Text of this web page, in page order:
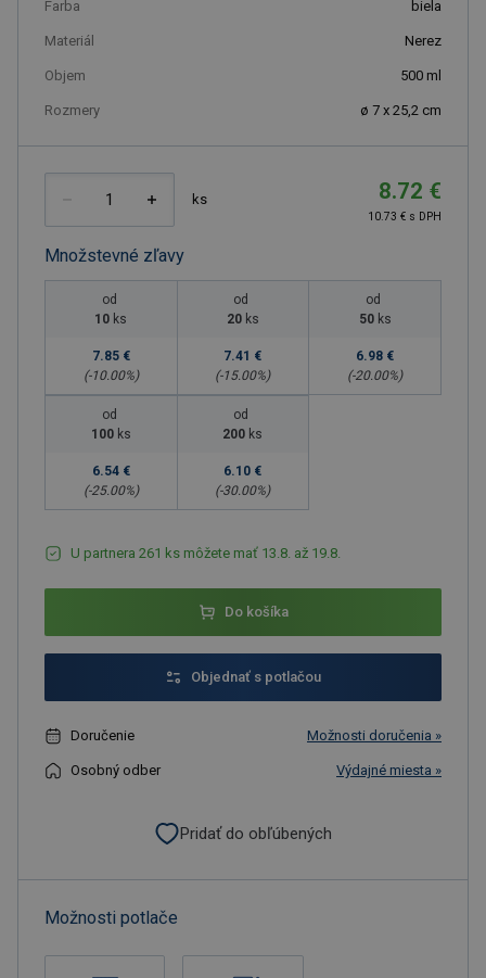
Farba biela
Materiál Nerez
Objem 500 ml
Rozmery ø 7 x 25,2 cm
ks 8.72 €
10.73 € s DPH
Množstevné zľavy
od
10 ks
7.85 €
(-10.00%)
od
20 ks
7.41 €
(-15.00%)
od
50 ks
6.98 €
(-20.00%)
od
100 ks
6.54 €
(-25.00%)
od
200 ks
6.10 €
(-30.00%)
U partnera 261 ks môžete mať 13.8. až 19.8.
Do košíka
Objednať s potlačou
Doručenie Možnosti doručenia »
Osobný odber Výdajné miesta »
Pridať do obľúbených
Možnosti potlače